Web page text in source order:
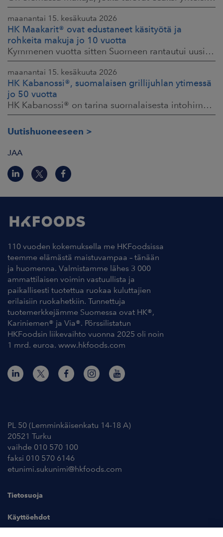
maanantai 15. kesäkuuta 2026
HK Maakarit® ovat edustaneet käsityötä ja
rohkeita makuja jo 10 vuotta
Kymmenen vuotta sitten Suomeen rantautui uusi ilmiö: artesaanihenkisyys. Pienpanimoiden ja käsityöläistuotteiden nostaessa päätään HKFoodsilla tunnistettiin,
maanantai 15. kesäkuuta 2026
HK Kabanossi®, suomalaisen grillijuhlan ytimessä
jo 50 vuotta
HK Kabanossi® on tarina suomalaisesta intohimosta, innovaatiosta ja yhteisistä hetkistä grillin äärellä. Se on legenda, joka ei alkanut suurista strategioista,
Uutishuoneeseen
JAA
110 vuoden kokemuksella me HKFoodsissa
teemme elämästä maistuvampaa – tänään
ja huomenna. Valmistamme lähes 3 000
ammattilaisen voimin vastuullista ja
paikallisesti tuotettua ruokaa kuluttajien
erilaisiin ruokahetkiin. Tunnettuja
tuotemerkkejämme Suomessa ovat HK®,
Kariniemen® ja Via®. Pörssilistatun
HKFoodsin liikevaihto vuonna 2025 oli noin
1 mrd. euroa. www.hkfoods.com
PL 50 (Lemminkäisenkatu 14-18 A)
20521 Turku
vaihde 010 570 100
faksi 010 570 6146
etunimi.sukunimi@hkfoods.com
Tietosuoja
Käyttöehdot